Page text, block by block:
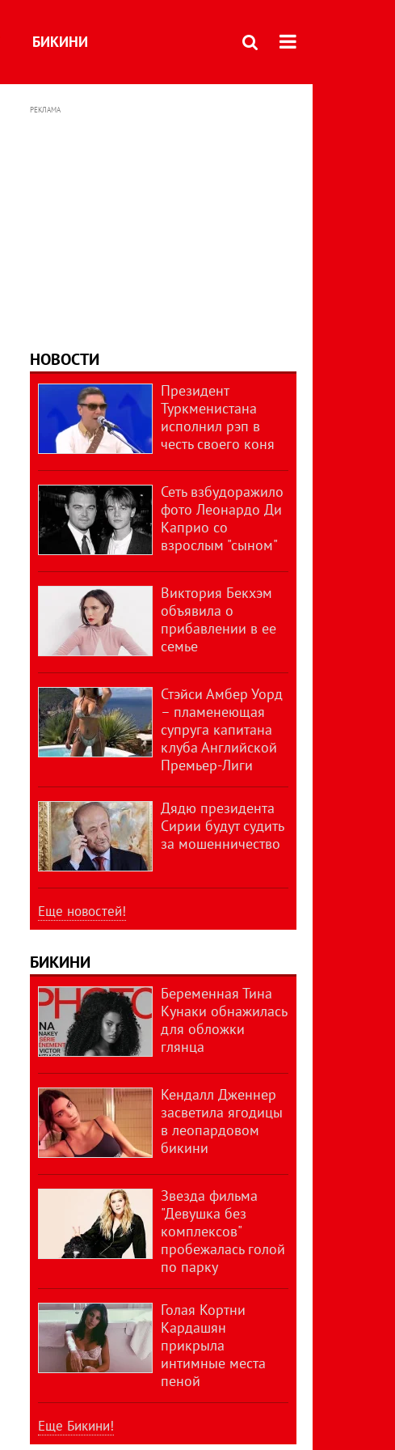
БИКИНИ
РЕКЛАМА
НОВОСТИ
Президент
Туркменистана
исполнил рэп в
честь своего коня
Сеть взбудоражило
фото Леонардо Ди
Каприо со
взрослым "сыном"
Виктория Бекхэм
объявила о
прибавлении в ее
семье
Стэйси Амбер Уорд
– пламенеющая
супруга капитана
клуба Английской
Премьер-Лиги
Дядю президента
Сирии будут судить
за мошенничество
Еще новостей!
БИКИНИ
Беременная Тина
Кунаки обнажилась
для обложки
глянца
Кендалл Дженнер
засветила ягодицы
в леопардовом
бикини
Звезда фильма
"Девушка без
комплексов"
пробежалась голой
по парку
Голая Кортни
Кардашян
прикрыла
интимные места
пеной
Еще Бикини!